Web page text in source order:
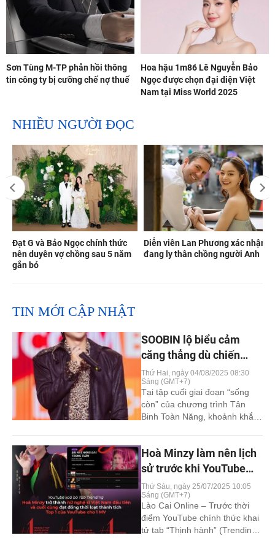
Sơn Tùng M-TP phản hồi thông
tin công ty bị cưỡng chế nợ thuế
Hoa hậu 1m86 Lê Nguyễn Bảo
Ngọc được chọn đại diện Việt
Nam tại Miss World 2025
NHIỀU NGƯỜI ĐỌC
Đạt G và Bảo Ngọc chính thức
nên duyên vợ chồng sau 5 năm
gắn bó
Diễn viên Lan Phương xác nhận
đang ly thân chồng người Anh
TIN MỚI CẬP NHẬT
SOOBIN lộ biểu cảm
căng thẳng dù chiến
thắng tại Tân Binh Toàn
Năng
Thứ Hai, ngày 04/08/2025 08:30
Sáng (GMT+7)
Tại tập cuối giai đoạn “sống
còn” của chương trình Tân
Binh Toàn Năng, khoảnh khắc
mặt căng thẳng đang gây xôn
xao mạng xã hội. Tối 3.8,
thực tế Tân Binh Toàn Năng
lên sóng tập 14, đánh [...]
Hoà Minzy làm nên lịch
sử trước khi YouTube
xoá Tab Trending: MV
Bắc Bling bùng nổ toàn
cầu
Thứ Sáu, ngày 25/07/2025 10:05
Sáng (GMT+7)
Lào Cai Online – Trước thời
điểm YouTube chính thức khai
tử tab “Thịnh hành” (Trending)